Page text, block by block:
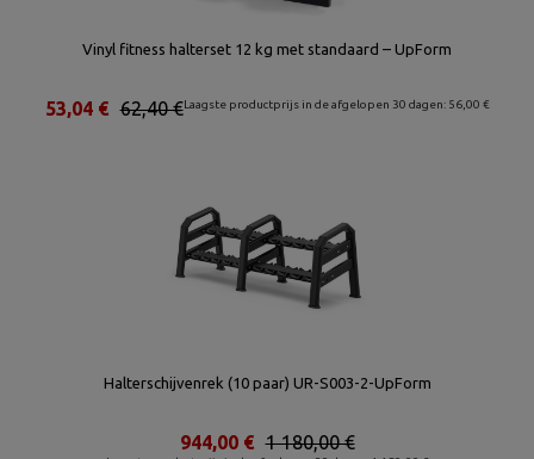
Vinyl fitness halterset 12 kg met standaard – UpForm
Laagste productprijs in de afgelopen 30 dagen: 56,00 €
62,40 €
53,04 €
Halterschijvenrek (10 paar) UR-S003-2-UpForm
1 180,00 €
944,00 €